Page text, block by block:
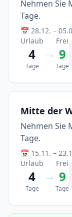
Nehmen Sie
Tage.
📅 28.12. –
Urlaub
4
Tage
→
Frei
9
Tage
Mitte der
Nehmen Sie
Tage.
📅 15.11. –
Urlaub
4
Tage
→
Frei
9
Tage